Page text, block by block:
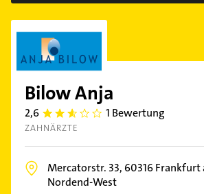
Bilow Anja
2,6 2.6000
001
1 Bewertung
ZAHNÄRZTE
Mercatorstr. 33, 60316Frankfurt
Nordend-West